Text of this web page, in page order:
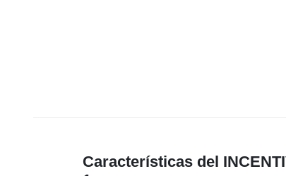
Características del